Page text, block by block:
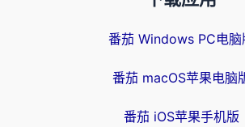
番茄 Windows PC电脑
番茄 macOS苹果电脑
番茄 iOS苹果手机版